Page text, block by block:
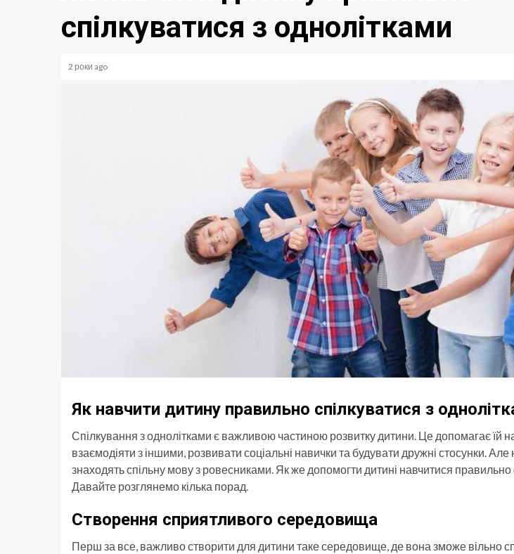
спілкуватися з однолітками
2 роки ago
Як навчити дитину правильно спілкуватися з
Спілкування з однолітками є важливою частиною розвитку дитини. Це допомагає їй
взаємодіяти з іншими, розвивати соціальні навички та будувати дружні стосунки. Але
знаходять спільну мову з ровесниками. Як же допомогти дитині навчитися правильно
Давайте розглянемо кілька порад.
Створення сприятливого середовища
Перш за все, важливо створити для дитини таке середовище, де вона зможе вільно